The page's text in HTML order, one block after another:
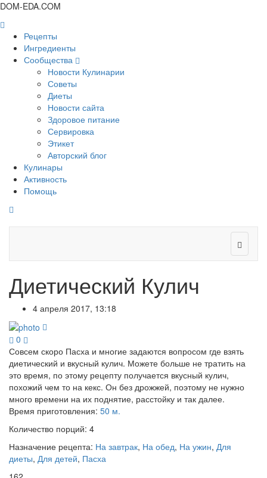
DOM-EDA.COM
Рецепты
Ингредиенты
Сообщества
Новости Кулинарии
Советы
Диеты
Новости сайта
Здоровое питание
Сервировка
Этикет
Авторский блог
Кулинары
Активность
Помощь
Диетический Кулич
4 апреля 2017, 13:18
0
Совсем скоро Пасха и многие задаются вопросом где взять
диетический и вкусный кулич. Можете больше не тратить на
это время, по этому рецепту получается вкусный кулич,
похожий чем то на кекс. Он без дрожжей, поэтому не нужно
много времени на их поднятие, расстойку и так далее.
Время приготовления: 50 м.
Количество порций: 4
Назначение рецепта: На завтрак, На обед, На ужин, Для
диеты, Для детей, Пасха